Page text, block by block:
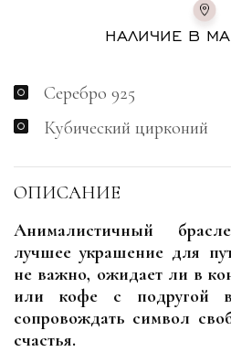
Серебро 925
Кубический цирконий
НАЛИЧИЕ В
ОПИСАНИЕ
Анималистичный
лучшее украшение для
не важно, ожидает ли в
или кофе с подругой
сопровождать символ
счастья.